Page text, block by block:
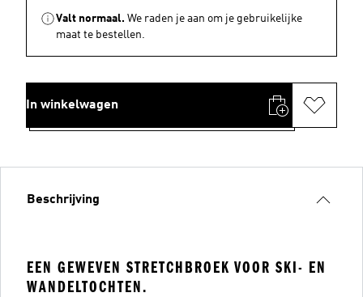
Valt normaal. We raden je aan om je gebruikelijke
maat te bestellen.
In winkelwagen
Beschrijving
EEN GEWEVEN STRETCHBROEK VOOR SKI- EN
WANDELTOCHTEN.